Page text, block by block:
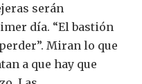
serán
día. “El bastión
Miran lo que
a que hay que